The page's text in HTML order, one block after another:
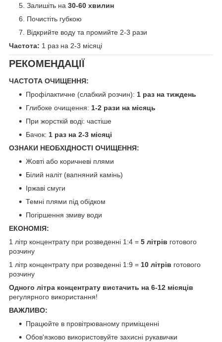
Залишіть на 30-60 хвилин
Почистіть губкою
Відкрийте воду та промийте 2-3 рази
Частота: 1 раз на 2-3 місяці
РЕКОМЕНДАЦІЇ
ЧАСТОТА ОЧИЩЕННЯ:
Профілактичне (слабкий розчин): 1 раз на тиждень
Глибоке очищення: 1-2 рази на місяць
При жорсткій воді: частіше
Бачок: 1 раз на 2-3 місяці
ОЗНАКИ НЕОБХІДНОСТІ ОЧИЩЕННЯ:
Жовті або коричневі плями
Білий наліт (вапняний камінь)
Іржаві смуги
Темні плями під обідком
Погіршення змиву води
ЕКОНОМІЯ:
1 літр концентрату при розведенні 1:4 = 5 літрів готового
розчину
1 літр концентрату при розведенні 1:9 = 10 літрів готового
розчину
Одного літра концентрату вистачить на 6-12 місяців
регулярного використання!
ВАЖЛИВО:
Працюйте в провітрюваному приміщенні
Обов'язково використовуйте захисні рукавички